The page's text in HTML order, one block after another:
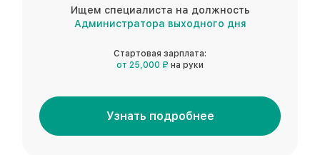
Ищем специалиста на должность
Администратора выходного дня
Стартовая зарплата:
от 25,000 ₽ на руки
Узнать подробнее